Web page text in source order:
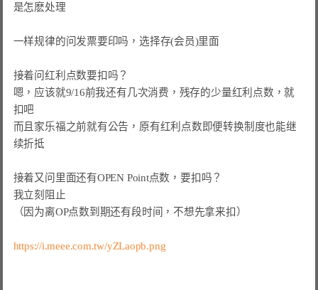
是怎麽处理
一样规律的问发票要印吗，选择存(会员)里面
接着问红利点数要扣吗？
嗯，应该就9/16前我还有几次消费，残存的少量红利点数，就
扣吧
而且家乐福之前就有公告，原有红利点数即便转换制度也能继
续折抵
接着又问里面还有OPEN Point点数，要扣吗？
我立刻阻止
（因为离OP点数到期还有段时间，不想先拿来扣）
https://i.meee.com.tw/yZLaopb.png